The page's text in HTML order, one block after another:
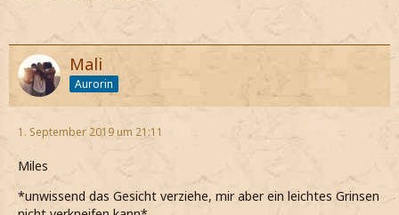
Mali
Aurorin
1. September 2019 um 21:11
Miles
*unwissend das Gesicht verziehe, mir aber ein leichtes Grinsen